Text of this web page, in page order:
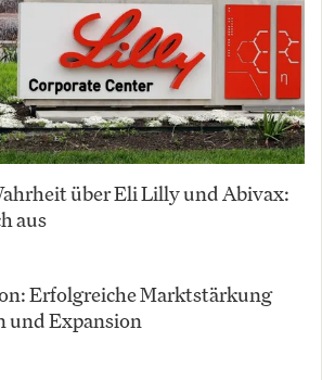
über Eli Lilly und Abivax:
aus
Erfolgreiche Marktstärkung
und Expansion